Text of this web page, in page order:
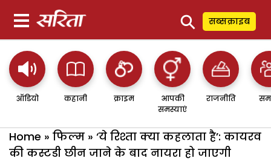
⚲ सब्सक्राइब
ऑडियो कहानी क्राइम
आपकी
समस्याएं
राजनीति
Home » फिल्म » ‘ये रिश्ता क्या कहलाता है’: कायरव
की कस्टडी छीन जाने के बाद नायरा हो जाएगी